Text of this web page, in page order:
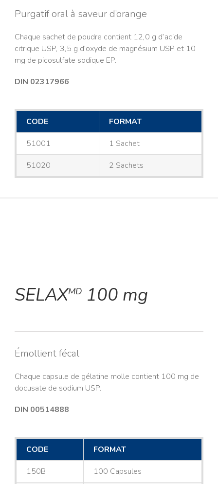
Purgatif oral à saveur d’orange
Chaque sachet de poudre contient 12,0 g d’acide
citrique USP, 3,5 g d’oxyde de magnésium USP et 10
mg de picosulfate sodique EP.
DIN 02317966
CODE FORMAT
51001 1 Sachet
51020 2 Sachets
SELAXMD 100 mg
Émollient fécal
Chaque capsule de gélatine molle contient 100 mg de
docusate de sodium USP.
DIN 00514888
CODE FORMAT
150B 100 Capsules